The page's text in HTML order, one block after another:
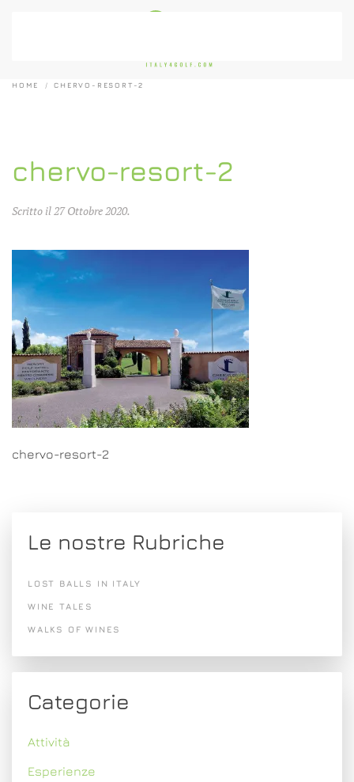
HOME CHERVO-RESORT-2
chervo-resort-2
Scritto il27 Ottobre 2020.
chervo-resort-2
Le nostre Rubriche
LOST BALLS IN ITALY
WINE TALES
WALKS OF WINES
Categorie
Attività
Esperienze